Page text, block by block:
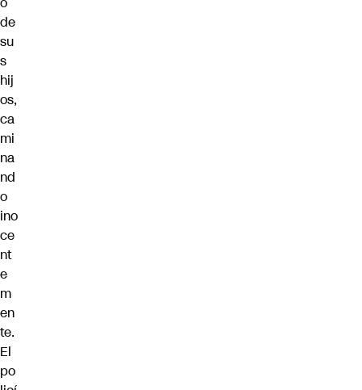
de
su
s
hij
os,
ca
mi
na
nd
o
ino
ce
nt
e
m
en
te.
El
po